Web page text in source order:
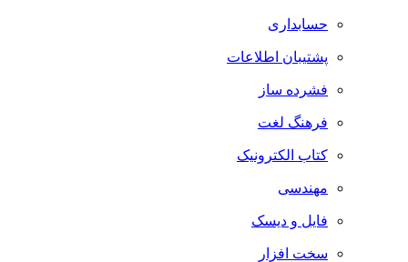
حسابداری
پشتیبان اطلاعات
فشرده ساز
فرهنگ لغت
کتاب الکترونیک
مهندسی
فایل و دیسک
سخت افزار